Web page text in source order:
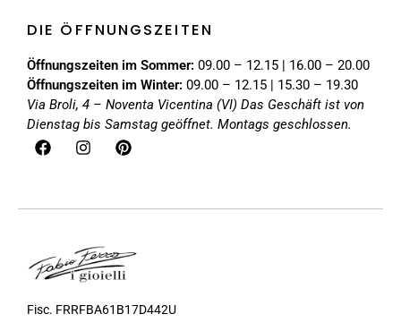
DIE ÖFFNUNGSZEITEN
Öffnungszeiten im Sommer: 09.00 – 12.15 | 16.00 – 20.00
Öffnungszeiten im Winter: 09.00 – 12.15 | 15.30 – 19.30
Via Broli, 4 – Noventa Vicentina (VI) Das Geschäft ist von
Dienstag bis Samstag geöffnet. Montags geschlossen.
Fisc. FRRFBA61B17D442U